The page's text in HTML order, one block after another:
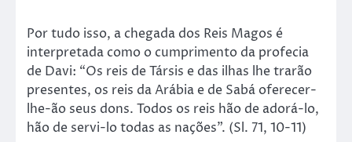
Por tudo isso, a chegada dos Reis Magos é
interpretada como o cumprimento da profecia
de Davi: “Os reis de Társis e das ilhas lhe trarão
presentes, os reis da Arábia e de Sabá oferecer-
lhe-ão seus dons. Todos os reis hão de adorá-lo,
hão de servi-lo todas as nações”. (Sl. 71, 10-11)